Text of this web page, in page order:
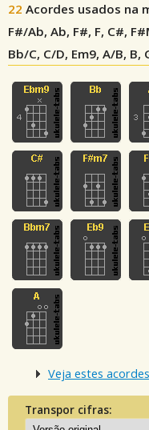
22 Acordes usados na
F#/Ab, Ab, F#, F, C#,
Bb/C, C/D, Em9, A/B, B,
Veja estes
Transpor cifras: